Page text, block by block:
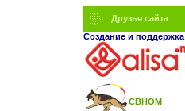
Друзья сайта
Создание и поддержка
СВНОМ